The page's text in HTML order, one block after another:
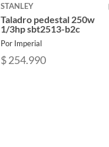
STANLEY
Taladro pedestal 250w
1/3hp sbt2513-b2c
Por Imperial
$ 254.990